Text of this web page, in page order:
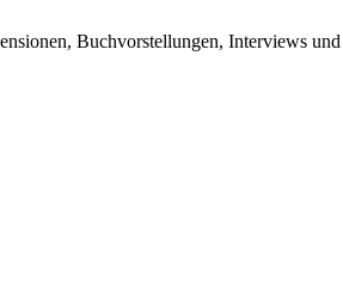
Buchvorstellungen, Interviews